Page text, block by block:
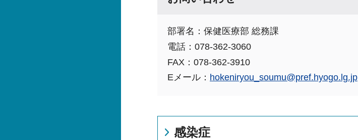
部署名：保健医療部 総務課
電話：078-362-3060
FAX：078-362-3910
Eメール： hokeniryou_soumu@pref.hyogo.lg.jp
感染症